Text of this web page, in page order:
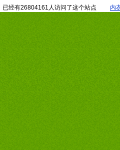
已经有26804161人访问了这个站点 内